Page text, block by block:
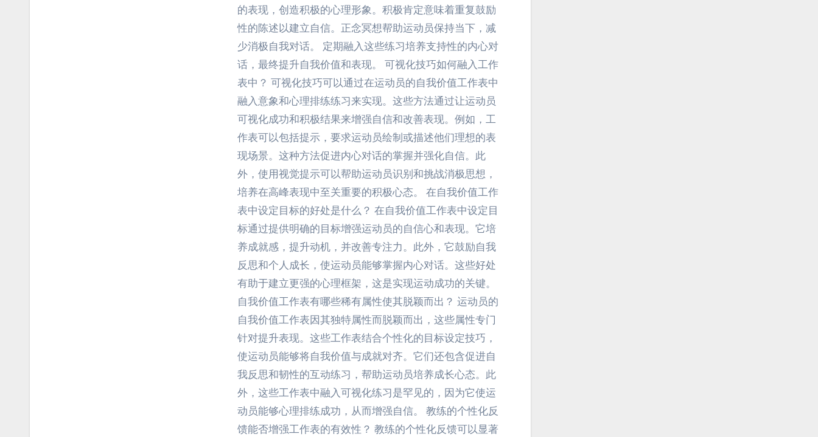
的表现，创造积极的心理形象。积极肯定意味着重复鼓励
性的陈述以建立自信。正念冥想帮助运动员保持当下，减
少消极自我对话。 定期融入这些练习培养支持性的内心对
话，最终提升自我价值和表现。 可视化技巧如何融入工作
表中？ 可视化技巧可以通过在运动员的自我价值工作表中
融入意象和心理排练练习来实现。这些方法通过让运动员
可视化成功和积极结果来增强自信和改善表现。例如，工
作表可以包括提示，要求运动员绘制或描述他们理想的表
现场景。这种方法促进内心对话的掌握并强化自信。此
外，使用视觉提示可以帮助运动员识别和挑战消极思想，
培养在高峰表现中至关重要的积极心态。 在自我价值工作
表中设定目标的好处是什么？ 在自我价值工作表中设定目
标通过提供明确的目标增强运动员的自信心和表现。它培
养成就感，提升动机，并改善专注力。此外，它鼓励自我
反思和个人成长，使运动员能够掌握内心对话。这些好处
有助于建立更强的心理框架，这是实现运动成功的关键。
自我价值工作表有哪些稀有属性使其脱颖而出？ 运动员的
自我价值工作表因其独特属性而脱颖而出，这些属性专门
针对提升表现。这些工作表结合个性化的目标设定技巧，
使运动员能够将自我价值与成就对齐。它们还包含促进自
我反思和韧性的互动练习，帮助运动员培养成长心态。此
外，这些工作表中融入可视化练习是罕见的，因为它使运
动员能够心理排练成功，从而增强自信。 教练的个性化反
馈能否增强工作表的有效性？ 教练的个性化反馈可以显著